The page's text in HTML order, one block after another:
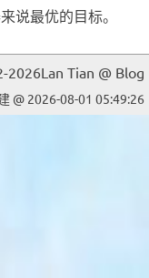
说最优的目标。
2026Lan Tian @ Blog
@ 2026-08-01 05:49:26